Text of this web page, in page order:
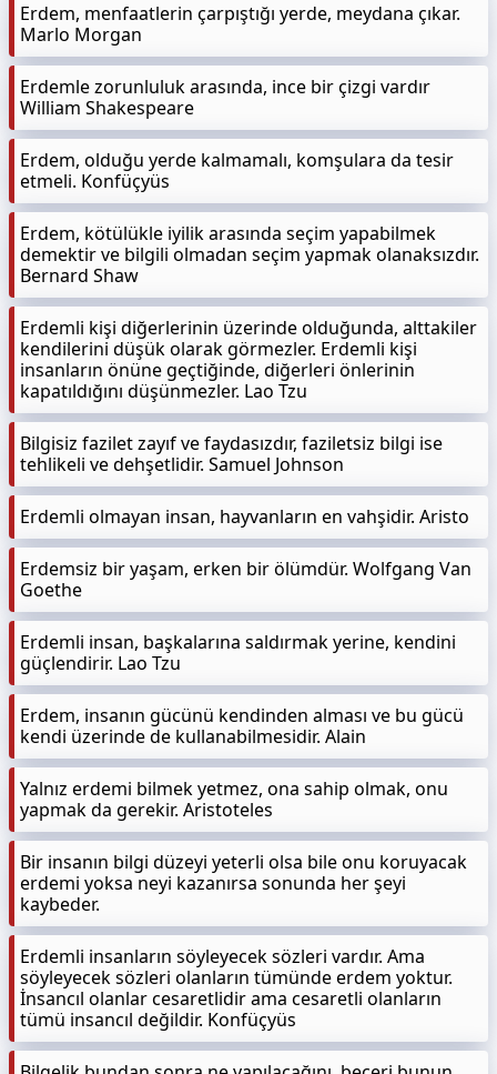
Erdem, menfaatlerin çarpıştığı yerde, meydana çıkar.
Marlo Morgan
Erdemle zorunluluk arasında, ince bir çizgi vardır
William Shakespeare
Erdem, olduğu yerde kalmamalı, komşulara da tesir
etmeli. Konfüçyüs
Erdem, kötülükle iyilik arasında seçim yapabilmek
demektir ve bilgili olmadan seçim yapmak olanaksızdır.
Bernard Shaw
Erdemli kişi diğerlerinin üzerinde olduğunda, alttakiler
kendilerini düşük olarak görmezler. Erdemli kişi
insanların önüne geçtiğinde, diğerleri önlerinin
kapatıldığını düşünmezler. Lao Tzu
Bilgisiz fazilet zayıf ve faydasızdır, faziletsiz bilgi ise
tehlikeli ve dehşetlidir. Samuel Johnson
Erdemli olmayan insan, hayvanların en vahşidir. Aristo
Erdemsiz bir yaşam, erken bir ölümdür. Wolfgang Van
Goethe
Erdemli insan, başkalarına saldırmak yerine, kendini
güçlendirir. Lao Tzu
Erdem, insanın gücünü kendinden alması ve bu gücü
kendi üzerinde de kullanabilmesidir. Alain
Yalnız erdemi bilmek yetmez, ona sahip olmak, onu
yapmak da gerekir. Aristoteles
Bir insanın bilgi düzeyi yeterli olsa bile onu koruyacak
erdemi yoksa neyi kazanırsa sonunda her şeyi
kaybeder.
Erdemli insanların söyleyecek sözleri vardır. Ama
söyleyecek sözleri olanların tümünde erdem yoktur.
İnsancıl olanlar cesaretlidir ama cesaretli olanların
tümü insancıl değildir. Konfüçyüs